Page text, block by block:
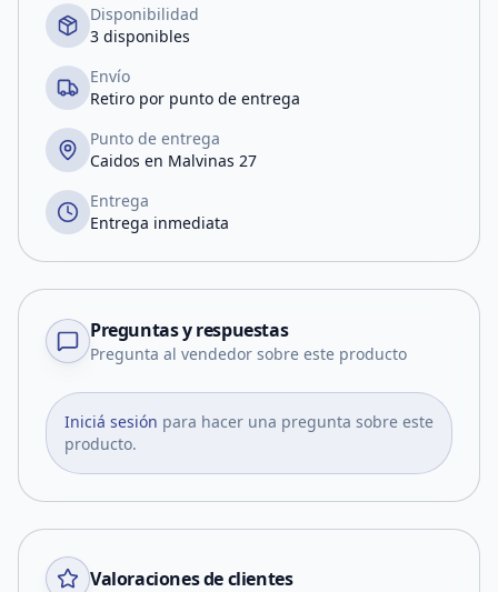
Disponibilidad
3 disponibles
Envío
Retiro por punto de entrega
Punto de entrega
Caidos en Malvinas 27
Entrega
Entrega inmediata
Preguntas y respuestas
Pregunta al vendedor sobre este producto
Iniciá sesión para hacer una pregunta sobre este
producto.
Valoraciones de clientes